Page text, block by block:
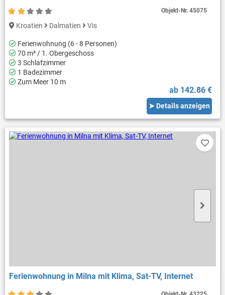
Kroatien Dalmatien Vis
Ferienwohnung (6 - 8 Personen)
70 m² / 1. Obergeschoss
3 Schlafzimmer
1 Badezimmer
Zum Meer 10 m
ab 142.86 €
➤ Details anzeigen
Objekt-Nr.45075
Ferienwohnung in Milna mit Klima, Sat-TV, Internet